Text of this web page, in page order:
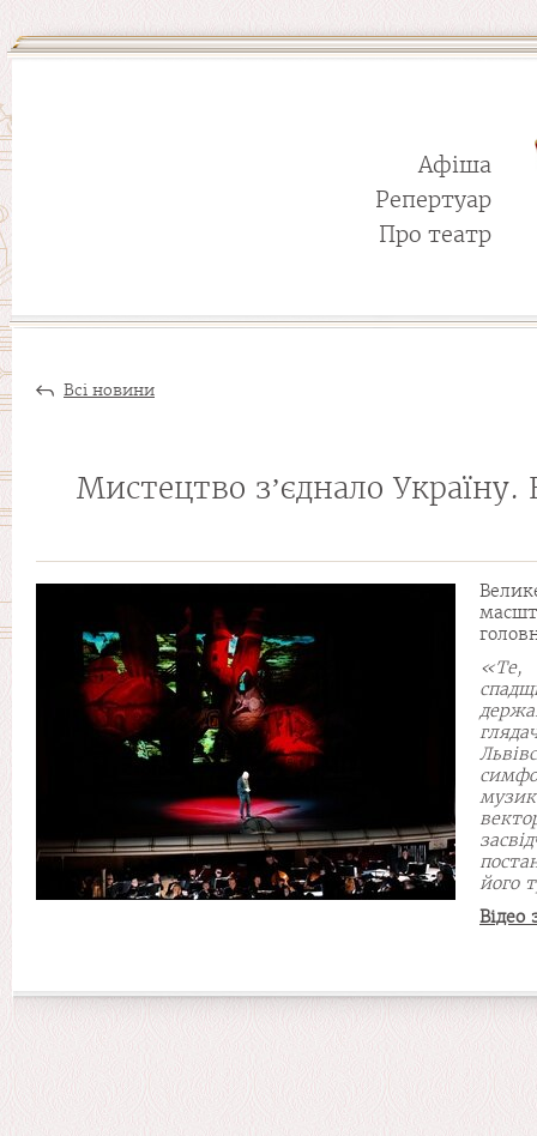
Афіша
Репертуар
Про театр
Всі новини
Мистецтво зʼєднало
«Те,
його
Відео